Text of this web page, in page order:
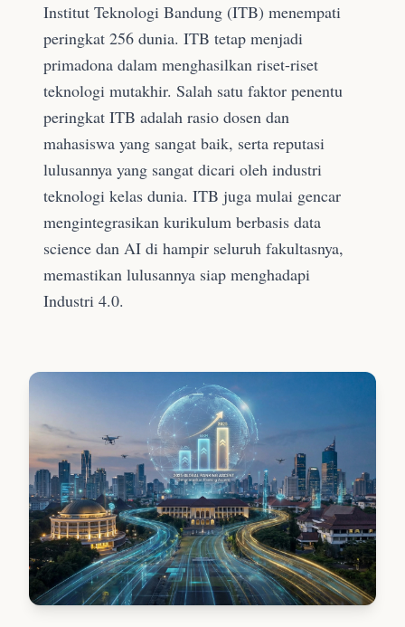
Institut Teknologi Bandung (ITB) menempati
peringkat 256 dunia. ITB tetap menjadi
primadona dalam menghasilkan riset-riset
teknologi mutakhir. Salah satu faktor penentu
peringkat ITB adalah rasio dosen dan
mahasiswa yang sangat baik, serta reputasi
lulusannya yang sangat dicari oleh industri
teknologi kelas dunia. ITB juga mulai gencar
mengintegrasikan kurikulum berbasis data
science dan AI di hampir seluruh fakultasnya,
memastikan lulusannya siap menghadapi
Industri 4.0.